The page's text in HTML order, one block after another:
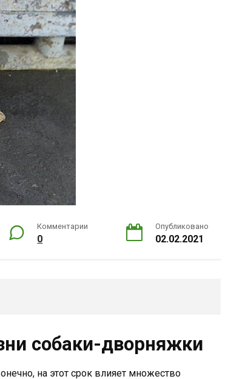
Комментарии
0
Опубликовано
02.02.2021
собаки-дворняжки
на этот срок влияет множество